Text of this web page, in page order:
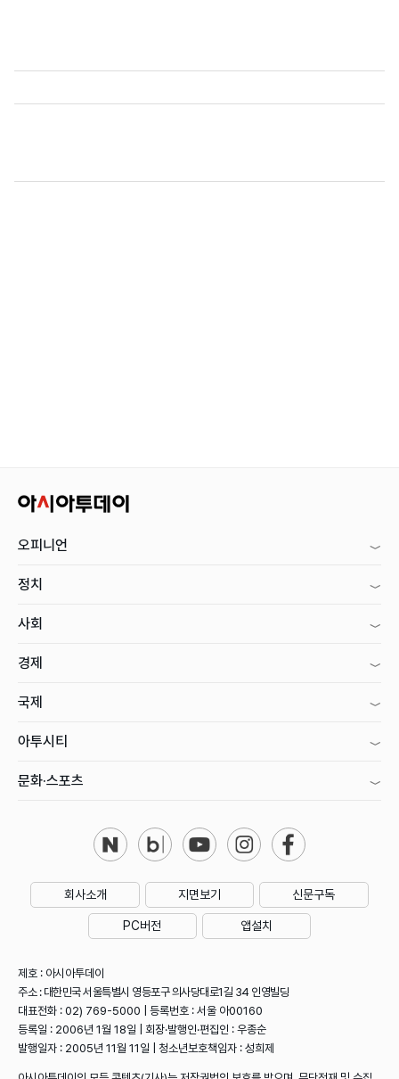
오피니언
정치
사회
경제
국제
아투시티
문화·스포츠
회사소개 지면보기 신문구독
PC버전 앱설치
제호 : 아시아투데이
주소 : 대한민국 서울특별시 영등포구 의사당대로1길 34 인영빌딩
대표전화 : 02) 769-5000 | 등록번호 : 서울 아00160
등록일 : 2006년 1월 18일 | 회장·발행인·편집인 : 우종순
발행일자 : 2005년 11월 11일 | 청소년보호책임자 : 성희제